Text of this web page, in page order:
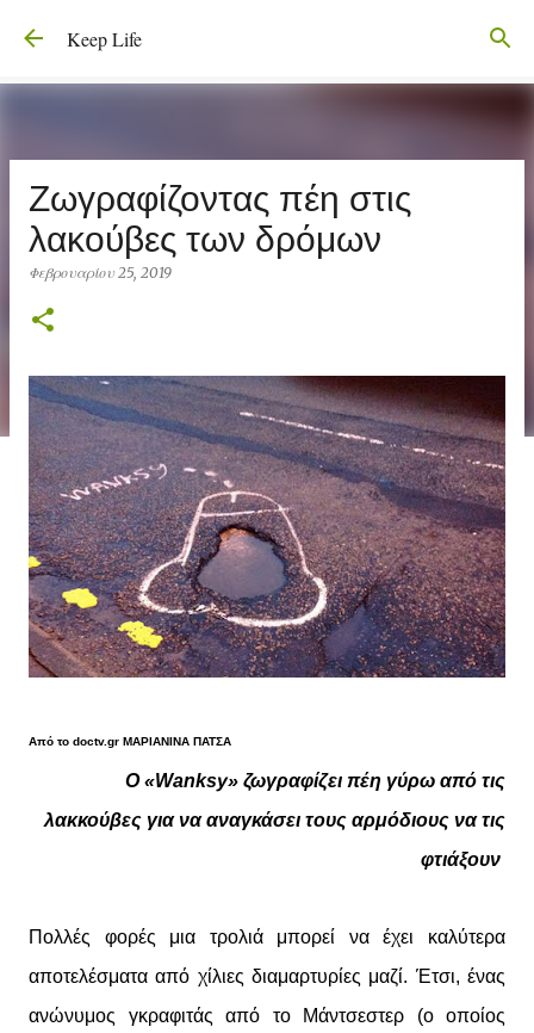
Μετάβαση στο κύριο περιεχόμενο
Keep Life
Ζωγραφίζοντας πέη στις
λακούβες των δρόμων
Φεβρουαρίου 25, 2019
Από το doctv.gr ΜΑΡΙΑΝΙΝΑ ΠΑΤΣΑ
Ο «Wanksy» ζωγραφίζει πέη γύρω από τις
λακκούβες για να αναγκάσει τους αρμόδιους να τις
φτιάξουν
Πολλές φορές μια τρολιά μπορεί να έχει καλύτερα
αποτελέσματα από χίλιες διαμαρτυρίες μαζί. Έτσι, ένας
ανώνυμος γκραφιτάς από το Μάντσεστερ (ο οποίος